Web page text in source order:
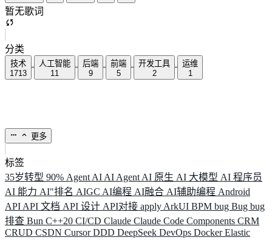
暂无歌词
分类
技术
1713
人工智能
11
后端
9
前端
5
开发工具
2
运维
1
更多
标签
35岁转型 90% Agent AI AI Agent AI 原生 AI 大模型 AI 程序员
AI 能力 AI"排名 AIGC AI编程 AI融合 AI辅助编程 Android
API API 文档 API 设计 API对接 apply ArkUI BPM bug Bug bug
排查 Bun C++20 CI/CD Claude Claude Code Components CRM
CRUD CSDN CursorDDD DeepSeek DevOps DockerElastic